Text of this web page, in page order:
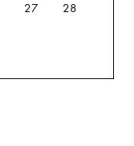
27 28